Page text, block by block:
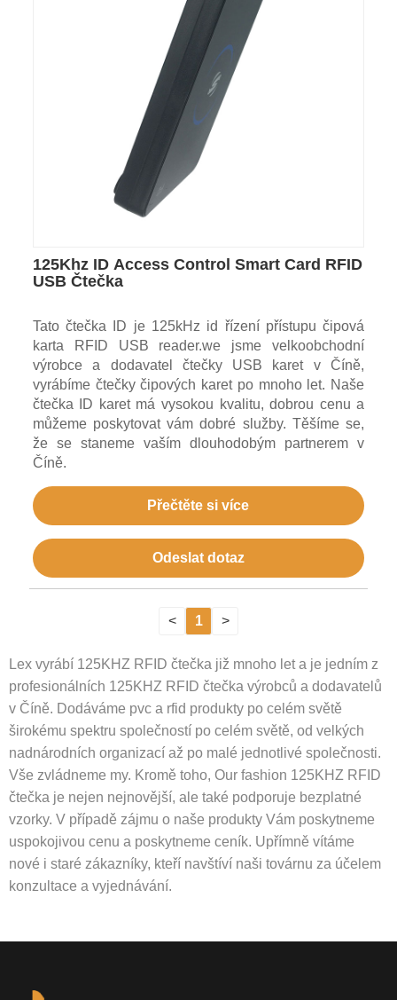
125Khz ID Access Control Smart Card RFID
USB Čtečka
Tato čtečka ID je 125kHz id řízení přístupu čipová
karta RFID USB reader.we jsme velkoobchodní
výrobce a dodavatel čtečky USB karet v Číně,
vyrábíme čtečky čipových karet po mnoho let. Naše
čtečka ID karet má vysokou kvalitu, dobrou cenu a
můžeme poskytovat vám dobré služby. Těšíme se,
že se staneme vaším dlouhodobým partnerem v
Číně.
Přečtěte si více
Odeslat dotaz
< 1 >
Lex vyrábí 125KHZ RFID čtečka již mnoho let a je jedním z
profesionálních 125KHZ RFID čtečka výrobců a dodavatelů
v Číně. Dodáváme pvc a rfid produkty po celém světě
širokému spektru společností po celém světě, od velkých
nadnárodních organizací až po malé jednotlivé společnosti.
Vše zvládneme my. Kromě toho, Our fashion 125KHZ RFID
čtečka je nejen nejnovější, ale také podporuje bezplatné
vzorky. V případě zájmu o naše produkty Vám poskytneme
uspokojivou cenu a poskytneme ceník. Upřímně vítáme
nové i staré zákazníky, kteří navštíví naši továrnu za účelem
konzultace a vyjednávání.